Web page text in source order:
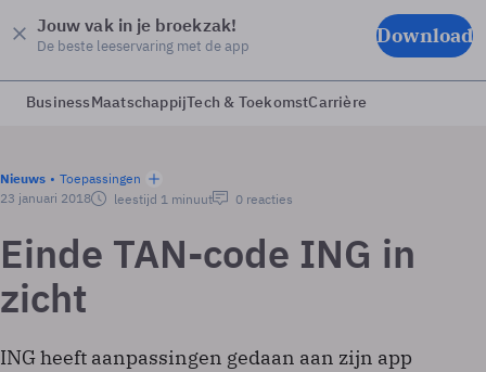
Jouw vak in je broekzak!
De beste leeservaring met de app Download
BusinessMaatschappijTech & ToekomstCarrière
Nieuws
Toepassingen
23 januari 2018
leestijd 1 minuut 0 reacties
Einde TAN-code ING in
zicht
ING heeft aanpassingen gedaan aan zijn app